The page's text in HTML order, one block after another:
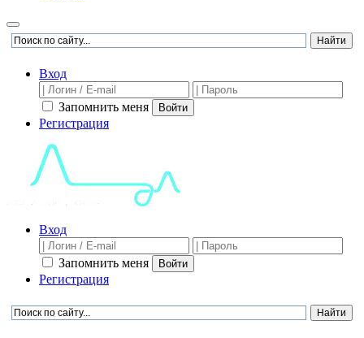
Вход
Запомнить меня Войти
Регистрация
Вход
Запомнить меня Войти
Регистрация